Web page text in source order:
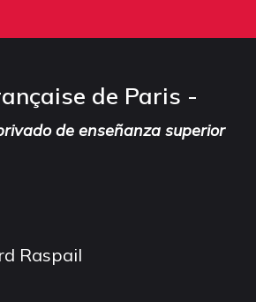
de Paris -
de enseñanza superior
Raspail